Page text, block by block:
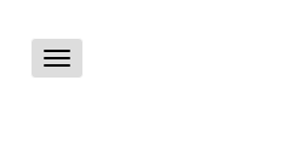
Toggle